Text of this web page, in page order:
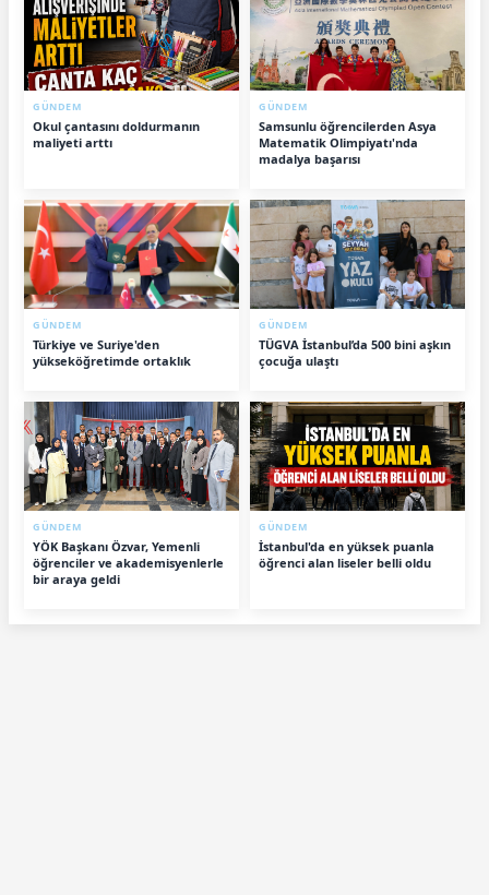
GÜNDEM
Okul çantasını doldurmanın
maliyeti arttı
GÜNDEM
Samsunlu öğrencilerden Asya
Matematik Olimpiyatı'nda
madalya başarısı
GÜNDEM
Türkiye ve Suriye'den
yükseköğretimde ortaklık
GÜNDEM
TÜGVA İstanbul’da 500 bini aşkın
çocuğa ulaştı
GÜNDEM
YÖK Başkanı Özvar, Yemenli
öğrenciler ve akademisyenlerle
bir araya geldi
GÜNDEM
İstanbul'da en yüksek puanla
öğrenci alan liseler belli oldu